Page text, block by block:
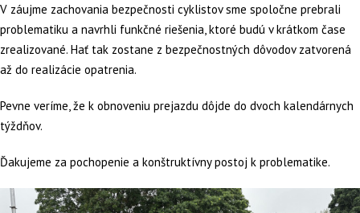
V záujme zachovania bezpečnosti cyklistov sme spoločne prebrali
problematiku a navrhli funkčné riešenia, ktoré budú v krátkom čase
zrealizované. Hať tak zostane z bezpečnostných dôvodov zatvorená
až do realizácie opatrenia.
Pevne veríme, že k obnoveniu prejazdu dôjde do dvoch kalendárnych
týždňov.
Ďakujeme za pochopenie a konštruktívny postoj k problematike.